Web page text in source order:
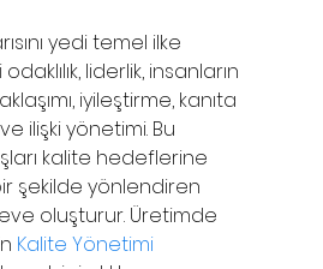
yedi temel ilke
liderlik, insanların
iyileştirme, kanıta
ilişki yönetimi. Bu
kalite hedeflerine
şekilde yönlendiren
oluşturur. Üretimde
Kalite Yönetimi